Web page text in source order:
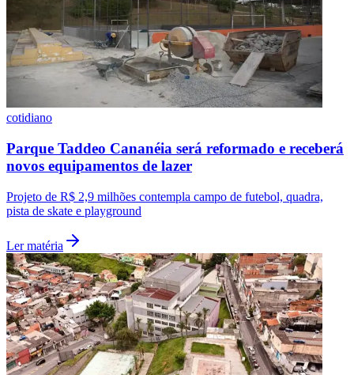
Flamengo
cotidiano
Parque Taddeo Cananéia será reformado e receberá
novos equipamentos de lazer
Projeto de R$ 2,9 milhões contempla campo de futebol, quadra,
pista de skate e playground
Ler matéria